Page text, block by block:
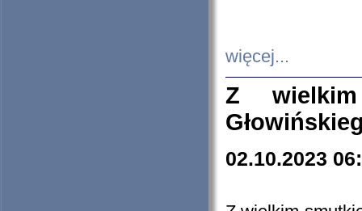
więcej...
Z
02.10.2023